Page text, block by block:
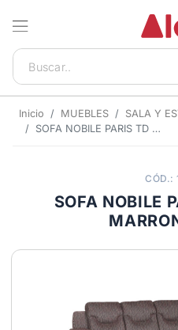
Inicio MUEBLES SALA Y
SOFA NOBILE PARIS TD L1 822 MARRON (8854)
CÓD.:
SOFA NOBILE